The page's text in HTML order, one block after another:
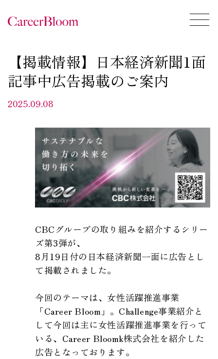
【掲載情報】日本経済新聞1面
記事中広告掲載のご案内
2025.09.08
CBCグループの取り組みを紹介するシリー
ズ第3弾が、
8月19日付の日本経済新聞一面に広告とし
て掲載されました。
今回のテーマは、女性活躍推進事業
「Career Bloom」。Challenge事業紹介と
して今回は主に女性活躍推進事業を行って
いる、Career Bloomk株式会社を紹介した
広告となっております。